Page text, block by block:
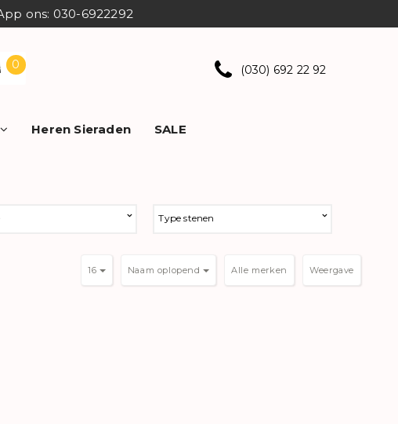
ons: 030-6922292
0 (030) 692 22 92
Heren Sieraden SALE
Type stenen
Weergave
Naam oplopend
16